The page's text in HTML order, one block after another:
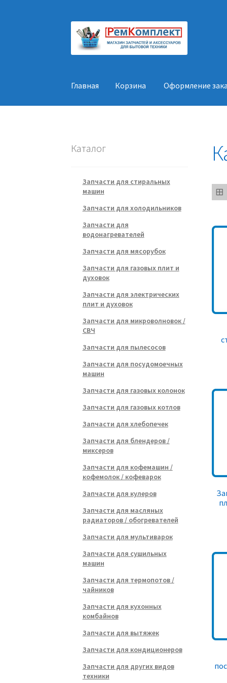
Перейти
навигации
Перейти
содержимому
Главная Корзина Оформление
Каталог
Запчасти для стиральных
машин
Запчасти для холодильников
Запчасти для
водонагревателей
Запчасти для мясорубок
Запчасти для газовых плит и
духовок
Запчасти для электрических
плит и духовок
Запчасти для микроволновок /
СВЧ
Запчасти для пылесосов
Запчасти для посудомоечных
машин
Запчасти для газовых колонок
Запчасти для газовых котлов
Запчасти для хлебопечек
Запчасти для блендеров /
миксеров
Запчасти для кофемашин /
кофемолок / кофеварок
Запчасти для кулеров
Запчасти для масляных
радиаторов / обогревателей
Запчасти для мультиварок
Запчасти для сушильных
машин
Запчасти для термопотов /
чайников
Запчасти для кухонных
комбайнов
Запчасти для вытяжек
Запчасти для кондиционеров
Запчасти для других видов
техники